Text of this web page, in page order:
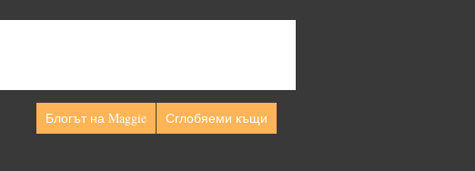
Блогът на Maggie Сглобяеми къщи